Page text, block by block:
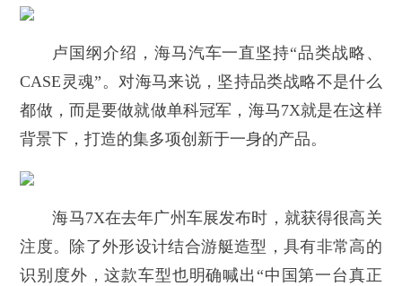
卢国纲介绍，海马汽车一直坚持“品类战略、
CASE灵魂”。对海马来说，坚持品类战略不是什么
都做，而是要做就做单科冠军，海马7X就是在这样
背景下，打造的集多项创新于一身的产品。
海马7X在去年广州车展发布时，就获得很高关
注度。除了外形设计结合游艇造型，具有非常高的
识别度外，这款车型也明确喊出“中国第一台真正